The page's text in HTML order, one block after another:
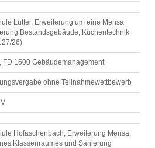
Lütter, Erweiterung um eine Mensa
Bestandsgebäude, Küchentechnik
26)
FD 1500 Gebäudemanagement
ohne Teilnahmewettbewerb
Hofaschenbach, Erweiterung Mensa,
Klassenraumes und Sanierung